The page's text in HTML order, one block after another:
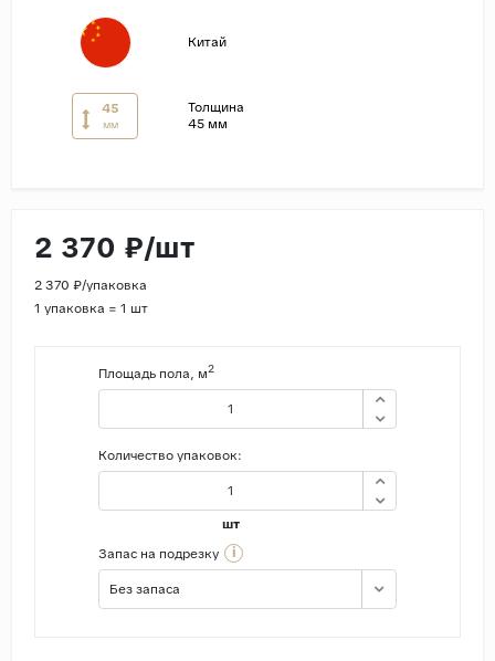
Китай
45
мм
Толщина
45 мм
2 370 ₽/шт
2 370 ₽/упаковка
1 упаковка = 1 шт
Площадь пола, м2
Количество упаковок:
шт
Запас на подрезку
i
Без запаса